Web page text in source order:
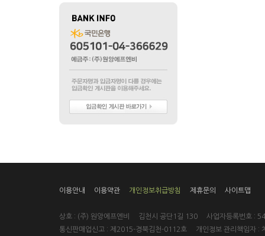
이용안내 이용약관 개인정보취급방침 제휴문의 사이트맵
상호 : (주) 원앙에프엔비 김천시 공단1길 130 사업자등록번호 :
통신판매업신고 : 제2015-경북김천-0112호 개인정보 관리책임자 :